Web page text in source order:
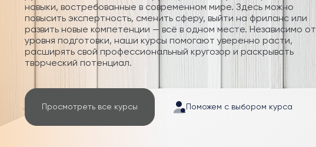
навыки, востребованные в современном мире. Здесь можно
повысить экспертность, сменить сферу, выйти на фриланс или
развить новые компетенции — всё в одном месте. Независимо от
уровня подготовки, наши курсы помогают уверенно расти,
расширять свой профессиональный кругозор и раскрывать
творческий потенциал.
Просмотреть все курсы Поможем с выбором курса